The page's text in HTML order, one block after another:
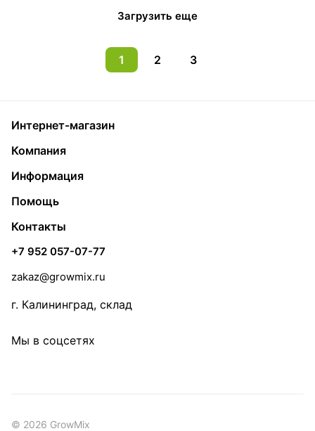
Загрузить еще
1 2 3
Интернет-магазин
Компания
Информация
Помощь
Контакты
+7 952 057-07-77
zakaz@growmix.ru
г. Калининград, склад
Мы в соцсетях
© 2026 GrowMix